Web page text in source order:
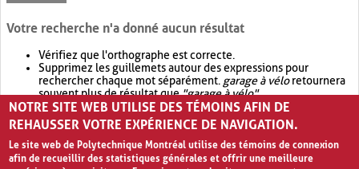
Votre recherche n'a donné aucun résultat
Vérifiez que l'orthographe est correcte.
Supprimez les guillemets autour des expressions pour
rechercher chaque mot séparément. garage à véloretournera
souvent plus de résultat que"garage à vélo".
Envisagez d'élargir votre recherche avec OR.garage OR vélo
retournera souvent plus de résultat quegarage à vélo
NOTRE SITE WEB UTILISE DES TÉMOINS AFIN DE
REHAUSSER VOTRE EXPÉRIENCE DE NAVIGATION.
Le site web de Polytechnique Montréal utilise des témoins de connexion
afin de recueillir des statistiques générales et offrir une meilleure